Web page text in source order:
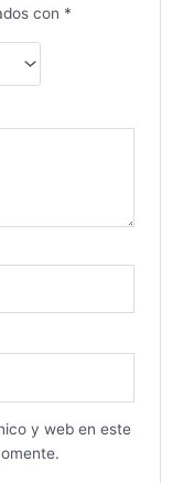
con *
y web en este